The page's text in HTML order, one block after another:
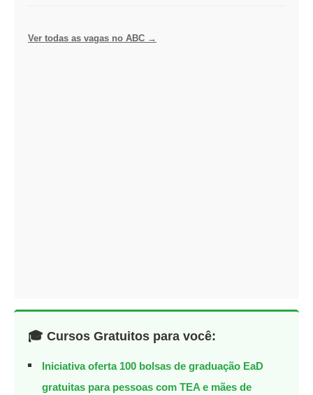
Ver todas as vagas no ABC →
🎓 Cursos Gratuitos para você:
Iniciativa oferta 100 bolsas de graduação EaD
gratuitas para pessoas com TEA e mães de